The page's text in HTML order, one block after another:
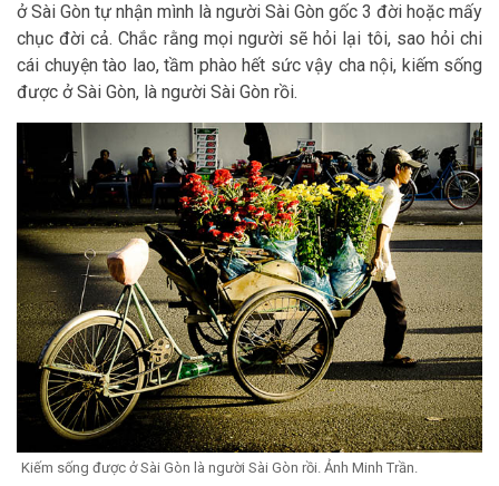
ở Sài Gòn tự nhận mình là người Sài Gòn gốc 3 đời hoặc mấy
chục đời cả. Chắc rằng mọi người sẽ hỏi lại tôi, sao hỏi chi
cái chuyện tào lao, tầm phào hết sức vậy cha nội, kiếm sống
được ở Sài Gòn, là người Sài Gòn rồi.
Kiếm sống được ở Sài Gòn là người Sài Gòn rồi. Ảnh Minh Trần.